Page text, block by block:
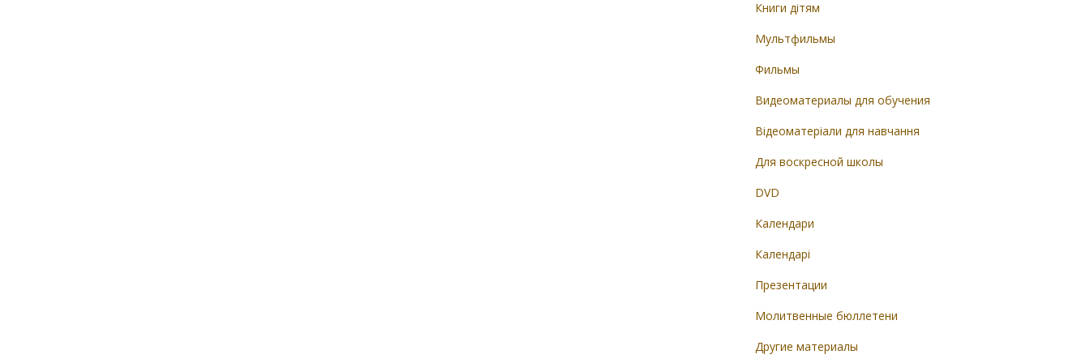
Книги дітям
Мультфильмы
Фильмы
Видеоматериалы для обучения
Відеоматеріали для навчання
Для воскресной школы
DVD
Календари
Календарі
Презентации
Молитвенные бюллетени
Другие материалы